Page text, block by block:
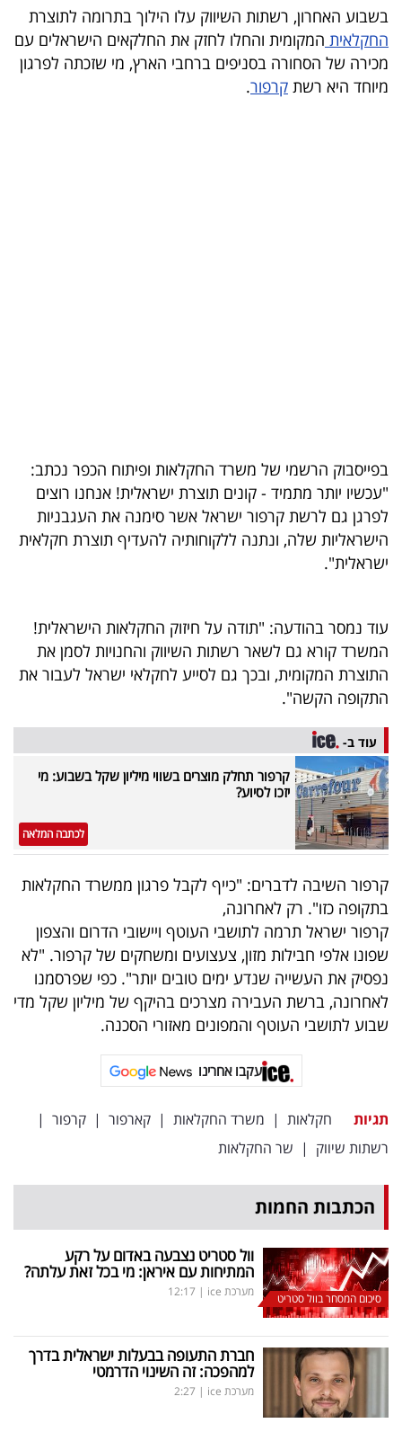
ספורט
קריירה
ולימודים
המילון
הכלכלי
פודקאסט
UNDER
40
שיתופי
פעולה
דרושים
מייל
אדום
פרסמו
עקבו
אחרינו:
בשבוע האחרון, רשתות השיווק עלו הילוך בתרומה לתוצרת
החקלאית המקומית והחלו לחזק את החלקאים הישראלים עם
מכירה של הסחורה בסניפים ברחבי הארץ, מי שזכתה לפרגון
מיוחד היא רשת קרפור.
בפייסבוק הרשמי של משרד החקלאות ופיתוח הכפר נכתב:
"עכשיו יותר מתמיד - קונים תוצרת ישראלית! אנחנו רוצים
לפרגן גם לרשת קרפור ישראל אשר סימנה את העגבניות
הישראליות שלה, ונתנה ללקוחותיה להעדיף תוצרת חקלאית
ישראלית".
עוד נמסר בהודעה: "תודה על חיזוק החקלאות הישראלית!
המשרד קורא גם לשאר רשתות השיווק והחנויות לסמן את
התוצרת המקומית, ובכך גם לסייע לחקלאי ישראל לעבור את
התקופה הקשה".
עוד ב-
קרפור תחלק מוצרים בשווי מיליון שקל בשבוע: מי
יזכו לסיוע?
לכתבה המלאה
קרפור השיבה לדברים: "כייף לקבל פרגון ממשרד החקלאות
בתקופה כזו". רק לאחרונה,
קרפור ישראל תרמה לתושבי העוטף ויישובי הדרום והצפון
שפונו אלפי חבילות מזון, צעצועים ומשחקים של קרפור. "לא
נפסיק את העשייה שנדע ימים טובים יותר". כפי שפרסמנו
לאחרונה, ברשת העבירה מצרכים בהיקף של מיליון שקל מדי
שבוע לתושבי העוטף והמפונים מאזורי הסכנה.
עקבו אחרינו
תגיות חקלאות | משרד החקלאות | קארפור | קרפור |
רשתות שיווק | שר החקלאות
הכתבות החמות
סיכום המסחר בוול סטריט
וול סטריט נצבעה באדום על רקע
המתיחות עם איראן: מי בכל זאת עלתה?
מערכת ice |
12:17
חברת התעופה בבעלות ישראלית בדרך
למהפכה: זה השינוי הדרמטי
מערכת ice |
2:27